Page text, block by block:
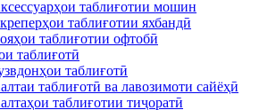
таблиғотии мошин
таблиғотии яхбандӣ
таблиғотии офтобӣ
таблиғотӣ
таблиғотӣ
таблиғотӣ ва лавозимоти сайёҳӣ
таблиғотии тиҷоратӣ